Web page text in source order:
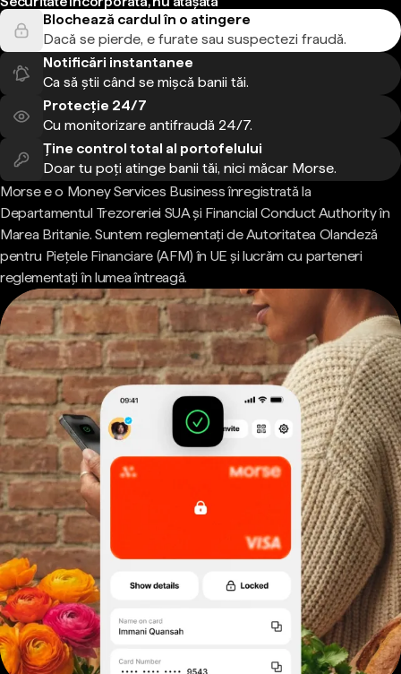
Blochează cardul în o atingere
Dacă se pierde, e furate sau suspectezi fraudă.
Notificări instantanee
Ca să știi când se mișcă banii tăi.
Protecție 24/7
Cu monitorizare antifraudă 24/7.
Ține control total al portofelului
Doar tu poți atinge banii tăi, nici măcar Morse.
Morse e o Money Services Business înregistrată la
Departamentul Trezoreriei SUA și Financial Conduct Authority în
Marea Britanie. Suntem reglementați de Autoritatea Olandeză
pentru Piețele Financiare (AFM) în UE și lucrăm cu parteneri
reglementați în lumea întreagă.